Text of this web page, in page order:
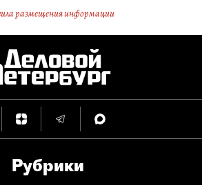
размещения информации
Рубрики